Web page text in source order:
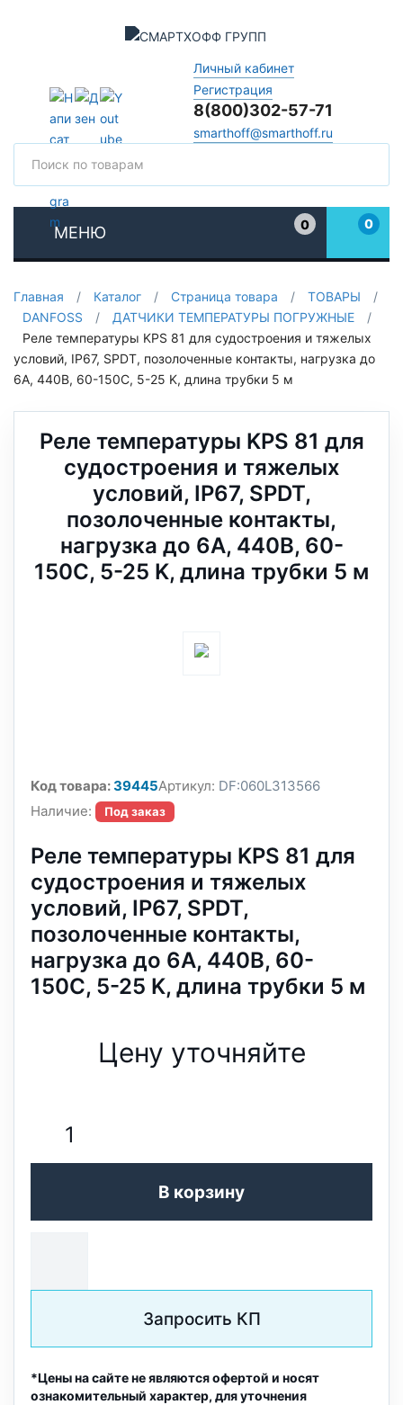
Личный кабинет
Регистрация
8(800)302-57-71
smarthoff@smarthoff.ru
МЕНЮ
0
0
Главная / Каталог / Страница товара / ТОВАРЫ
/
DANFOSS
/ ДАТЧИКИ ТЕМПЕРАТУРЫ ПОГРУЖНЫЕ
/
Реле температуры KPS 81 для судостроения и тяжелых
условий, IP67, SPDT, позолоченные контакты, нагрузка до
6А, 440В, 60-150C, 5-25 K, длина трубки 5 м
Реле температуры KPS 81 для
судостроения и тяжелых
условий, IP67, SPDT,
позолоченные контакты,
нагрузка до 6А, 440В, 60-
150C, 5-25 K, длина трубки 5 м
Код товара:39445Артикул: DF:060L313566
Наличие:
Под заказ
Реле температуры KPS 81 для
судостроения и тяжелых
условий, IP67, SPDT,
позолоченные контакты,
нагрузка до 6А, 440В, 60-
150C, 5-25 K, длина трубки 5 м
Цену уточняйте
В корзину
Запросить КП
*Цены на сайте не являются офертой и носят
ознакомительный характер, для уточнения